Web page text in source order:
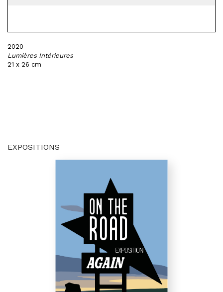
2020
Lumières Intérieures
21 x 26 cm
EXPOSITIONS